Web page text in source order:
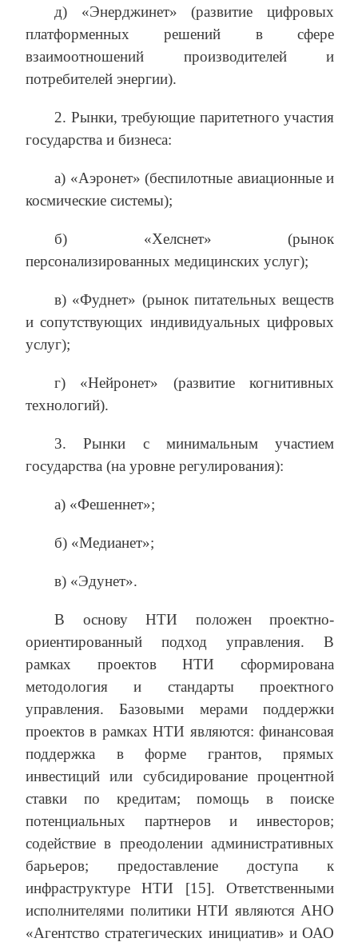
д) «Энерджинет» (развитие цифровых
платформенных решений в сфере
взаимоотношений производителей и
потребителей энергии).
2. Рынки, требующие паритетного участия
государства и бизнеса:
а) «Аэронет» (беспилотные авиационные и
космические системы);
б) «Хелснет» (рынок
персонализированных медицинских услуг);
в) «Фуднет» (рынок питательных веществ
и сопутствующих индивидуальных цифровых
услуг);
г) «Нейронет» (развитие когнитивных
технологий).
3. Рынки с минимальным участием
государства (на уровне регулирования):
а) «Фешеннет»;
б) «Медианет»;
в) «Эдунет».
В основу НТИ положен проектно-
ориентированный подход управления. В
рамках проектов НТИ сформирована
методология и стандарты проектного
управления. Базовыми мерами поддержки
проектов в рамках НТИ являются: финансовая
поддержка в форме грантов, прямых
инвестиций или субсидирование процентной
ставки по кредитам; помощь в поиске
потенциальных партнеров и инвесторов;
содействие в преодолении административных
барьеров; предоставление доступа к
инфраструктуре НТИ [15]. Ответственными
исполнителями политики НТИ являются АНО
«Агентство стратегических инициатив» и ОАО